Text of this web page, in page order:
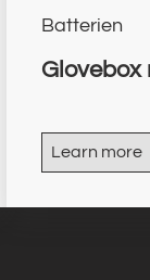
Batterien
Glovebox
Learn more